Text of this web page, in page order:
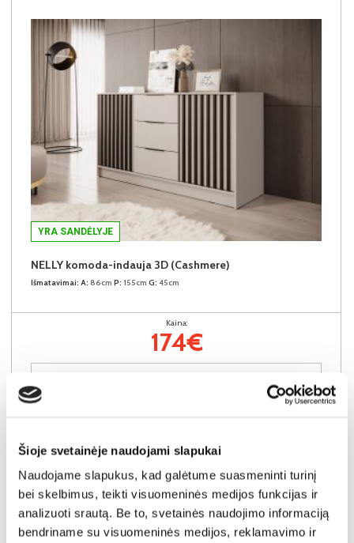
Šioje svetainėje naudojami slapukai
Naudojame slapukus, kad galėtume suasmeninti turinį
bei skelbimus, teikti visuomeninės medijos funkcijas ir
analizuoti srautą. Be to, svetainės naudojimo informaciją
bendriname su visuomeninės medijos, reklamavimo ir
YRA SANDĖLYJE
NELLY komoda-indauja 3D (Cashmere)
Išmatavimai: A: 86cm P: 155cm G: 45cm
Kaina:
174€